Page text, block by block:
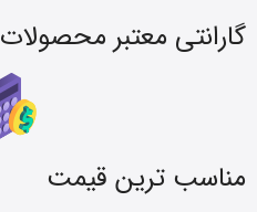
گارانتی معتبر محصولات
مناسب ترین قیمت